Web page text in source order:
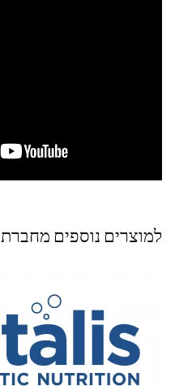
למוצרים נוספים